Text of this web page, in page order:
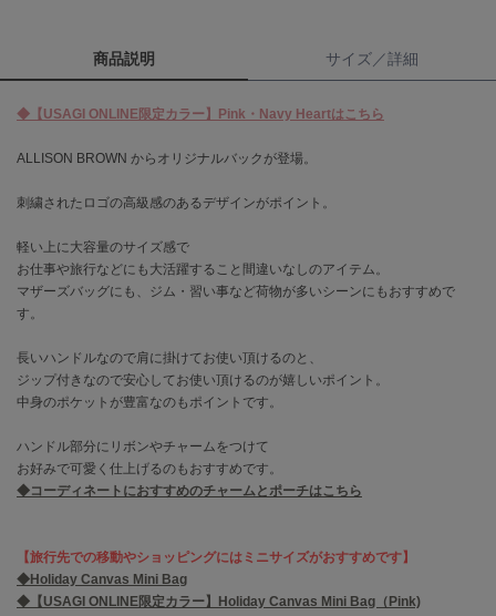
セロン
Clarks Premium
COLE HAAN
コール ハーン
コンバース
DANSKIN
エイミー イストワール
emmi
商品説明 サイズ／詳細
◆【USAGI ONLINE限定カラー】Pink・Navy Heartはこちら
ALLISON BROWN からオリジナルバックが登場。
刺繍されたロゴの高級感のあるデザインがポイント。
軽い上に大容量のサイズ感で
お仕事や旅行などにも大活躍すること間違いなしのアイテム。
マザーズバッグにも、ジム・習い事など荷物が多いシーンにもおすすめで
す。
長いハンドルなので肩に掛けてお使い頂けるのと、
ジップ付きなので安心してお使い頂けるのが嬉しいポイント。
中身のポケットが豊富なのもポイントです。
ハンドル部分にリボンやチャームをつけて
お好みで可愛く仕上げるのもおすすめです。
◆コーディネートにおすすめのチャームとポーチはこちら
【旅行先での移動やショッピングにはミニサイズがおすすめです】
◆Holiday Canvas Mini Bag
◆【USAGI ONLINE限定カラー】Holiday Canvas Mini Bag（Pink)